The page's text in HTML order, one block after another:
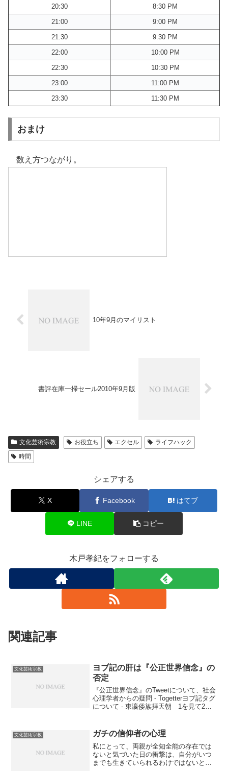
20:30
8:30 PM
21:00
9:00 PM
21:30
9:30 PM
22:00
10:00 PM
22:30
10:30 PM
23:00
11:00 PM
23:30
11:30 PM
おまけ
数え方つながり。
10年9月のマイリスト
書評在庫一掃セール2010年9月版
文化芸術宗教 お役立ち エクセル
ライフハック
時間
シェアする
X Facebook はてブ
LINE コピー
木戸孝紀をフォローする
関連記事
文化芸術宗教
ヨブ記の肝は『公正世界信念』の
否定
『公正世界信念』のTweetについて、社会
心理学者からの疑問 - Togetterヨブ記タグ
について - 東瀛倭族拝天朝 1を見て2を
ておく。 伝統宗教というのは一見古臭
くて不合理に見える。見えるというか、
もちろんある意味ではその通りであ
る。 しかし、もっと古くから存在する
――進化心理学的な意味で――有害な素
文化芸術宗教 ガチの信仰者の心理
私にとって、両親が全知全能の存在では
ないと気づいた日の衝撃は、自分がいつ
までも生きていられるわけではないと気